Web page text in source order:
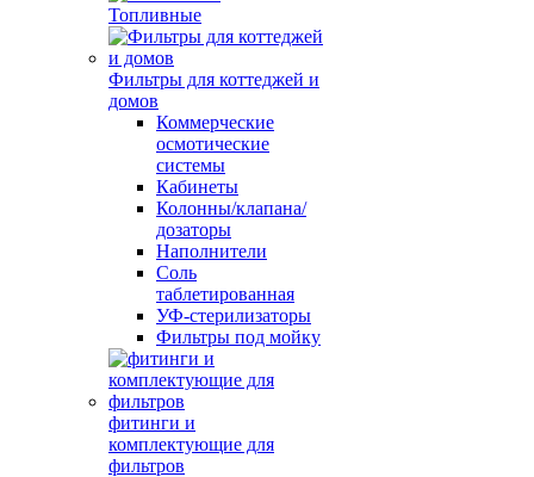
Топливные
Фильтры для коттеджей и
домов
Коммерческие
осмотические
системы
Кабинеты
Колонны/клапана/
дозаторы
Наполнители
Соль
таблетированная
УФ-стерилизаторы
Фильтры под мойку
фитинги и
комплектующие для
фильтров